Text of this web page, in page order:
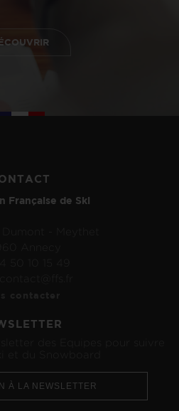
Française de Ski
À LA NEWSLETTER